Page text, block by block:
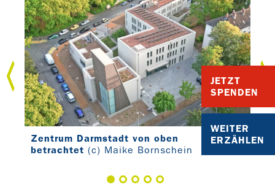
JETZT
SPENDEN
WEITER
ERZÄHLEN
Zentrum Darmstadt von oben
betrachtet (c) Maike Bornschein